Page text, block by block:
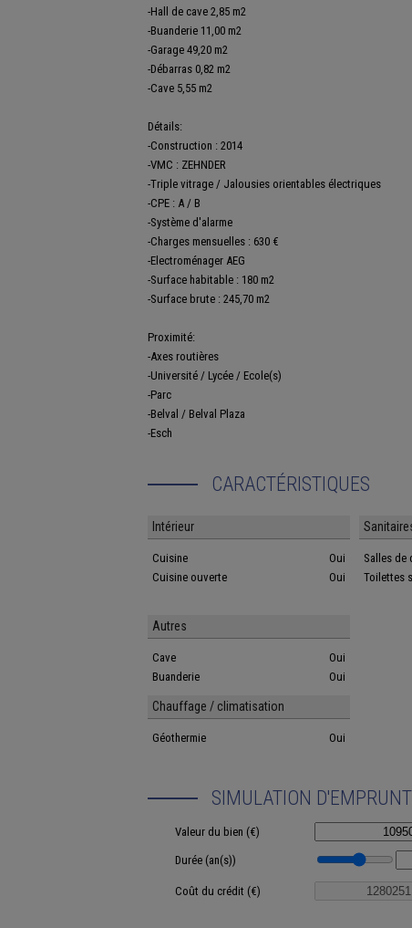
-Hall de cave 2,85 m2
-Buanderie 11,00 m2
-Garage 49,20 m2
-Débarras 0,82 m2
-Cave 5,55 m2
Détails:
-Construction : 2014
-VMC : ZEHNDER
-Triple vitrage / Jalousies orientables électriques
-CPE : A / B
-Système d'alarme
-Charges mensuelles : 630 €
-Electroménager AEG
-Surface habitable : 180 m2
-Surface brute : 245,70 m2
Proximité:
-Axes routières
-Université / Lycée / Ecole(s)
-Parc
-Belval / Belval Plaza
-Esch
CARACTÉRISTIQUES
Intérieur
Cuisine
Oui
Cuisine ouverte
Oui
Salles de
Toilettes
Autres
Cave
Oui
Buanderie
Oui
Chauffage / climatisation
Géothermie Oui
SIMULATION D'EMPRUNT
Valeur du bien (€)
Durée (an(s))
Coût du crédit (€)